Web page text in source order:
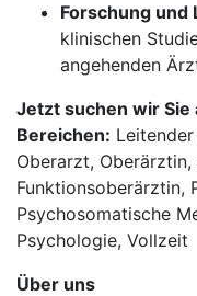
Forschung und
klinischen
angehenden
Jetzt suchen wir Sie
Bereichen:
Oberarzt,
Funktionsoberärztin,
Psychosomatische
Psychologie, Vollzeit
Über uns